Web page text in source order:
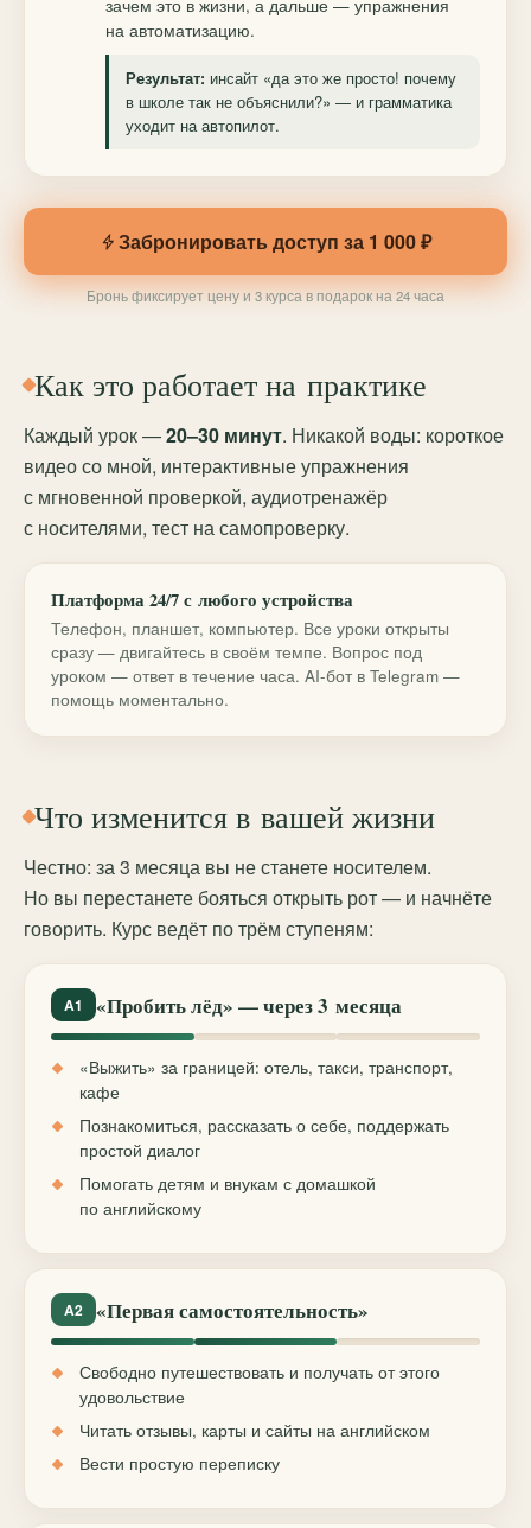
зачем это в жизни, а дальше — упражнения
на автоматизацию.
Результат: инсайт «да это же просто! почему
в школе так не объяснили?» — и грамматика
уходит на автопилот.
Забронировать доступ за 1 000 ₽
Бронь фиксирует цену и 3 курса в подарок на 24 часа
Как это работает на практике
Каждый урок —20–30 минут. Никакой воды: короткое
видео со мной, интерактивные упражнения
с мгновенной проверкой, аудиотренажёр
с носителями, тест на самопроверку.
Платформа 24/7 с любого устройства
Телефон, планшет, компьютер. Все уроки открыты
сразу — двигайтесь в своём темпе. Вопрос под
уроком — ответ в течение часа. AI-бот в Telegram —
помощь моментально.
Что изменится в вашей жизни
Честно: за 3 месяца вы не станете носителем.
Но вы перестанете бояться открыть рот — и начнёте
говорить. Курс ведёт по трём ступеням:
A1 «Пробить лёд» — через 3 месяца
«Выжить» за границей: отель, такси, транспорт,
кафе
Познакомиться, рассказать о себе, поддержать
простой диалог
Помогать детям и внукам с домашкой
по английскому
A2 «Первая самостоятельность»
Свободно путешествовать и получать от этого
удовольствие
Читать отзывы, карты и сайты на английском
Вести простую переписку